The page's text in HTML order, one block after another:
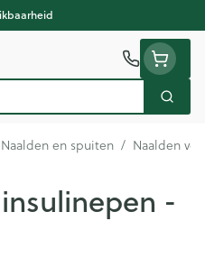
Zoek
Naalden en spuiten / Naalden
-